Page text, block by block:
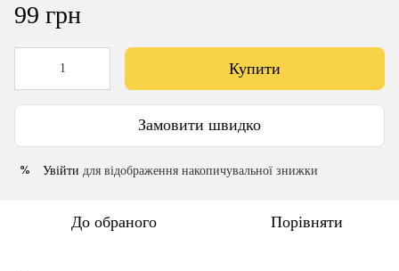
99 грн
Купити
Замовити швидко
% Увійти для відображення накопичувальної знижки
До обраного Порівняти